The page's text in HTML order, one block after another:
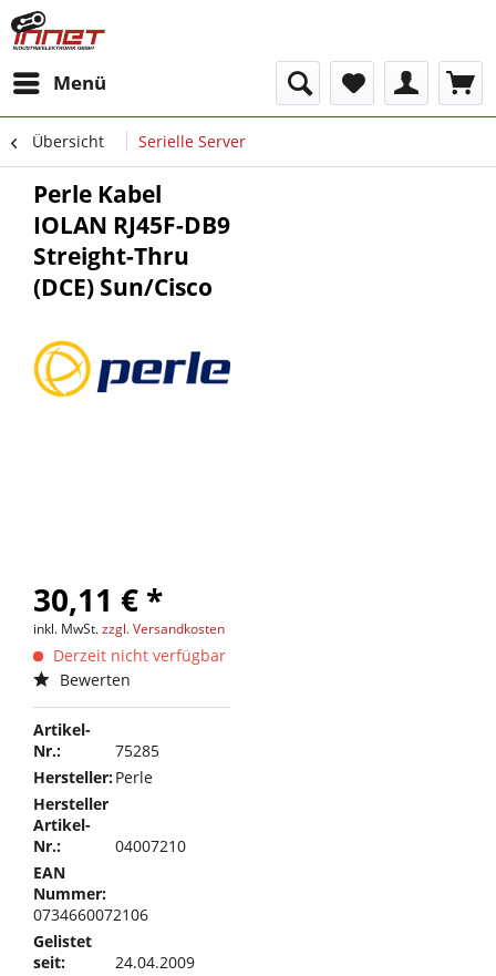
Menü
Übersicht Serielle Server
Perle Kabel
IOLAN RJ45F-DB9
Streight-Thru
(DCE) Sun/Cisco
30,11 € *
inkl. MwSt.zzgl. Versandkosten
Derzeit nicht verfügbar
Bewerten
Artikel-
Nr.:
75285
Hersteller:Perle
Hersteller
Artikel-
Nr.:
04007210
EAN
Nummer:
0734660072106
Gelistet
seit:
24.04.2009